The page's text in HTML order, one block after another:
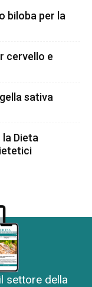
biloba per la
cervello e
sativa
Dieta
settore della